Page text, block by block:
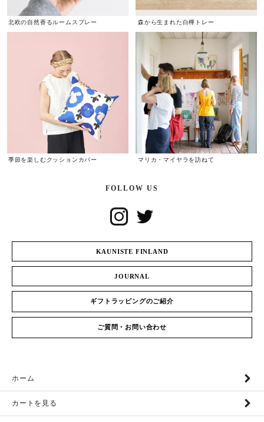
北欧の自然香るルームスプレー 森から生まれた白樺トレー
季節を楽しむクッションカバー マリカ・マイヤラを訪ねて
FOLLOW US
KAUNISTE FINLAND
JOURNAL
ギフトラッピングのご紹介
ご質問・お問い合わせ
ホーム
カートを見る